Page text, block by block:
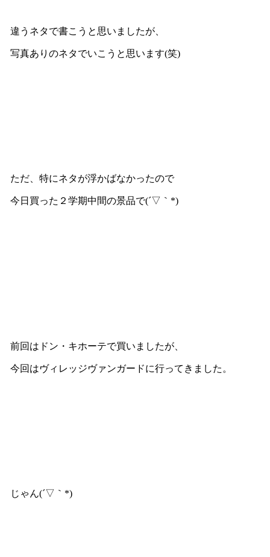
違うネタで書こうと思いましたが、
写真ありのネタでいこうと思います(笑)
ただ、特にネタが浮かばなかったので
今日買った２学期中間の景品で(´▽｀*)
前回はドン・キホーテで買いましたが、
今回はヴィレッジヴァンガードに行ってきました。
じゃん(´▽｀*)